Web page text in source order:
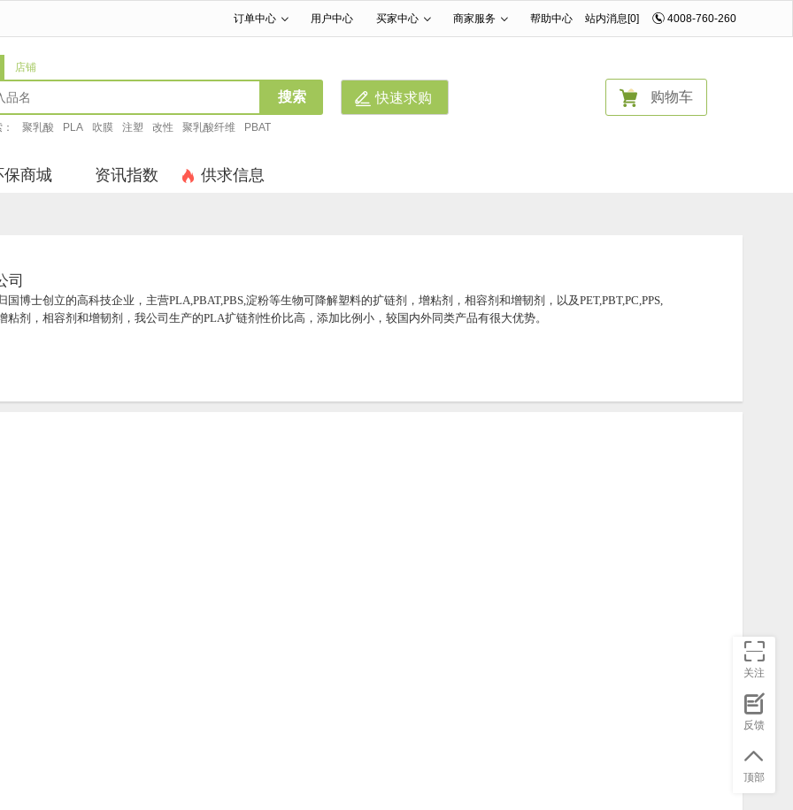
订单中心 用户中心 买家中心 商家服务 帮助中心 站内消息[0] 4008-760-260
店铺
搜索 快速求购
聚乳酸 PLA 吹膜 注塑 改性 聚乳酸纤维 PBAT
购物车
保商城 资讯指数 供求信息
司
博士创立的高科技企业，主营PLA,PBAT,PBS,淀粉等生物可降解塑料的扩链剂，增粘剂，相容剂和增韧剂，以及PET,PBT,PC,PPS,
粘剂，相容剂和增韧剂，我公司生产的PLA扩链剂性价比高，添加比例小，较国内外同类产品有很大优势。
关注
反馈
顶部